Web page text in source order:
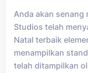
Anda akan senang
Studios telah
Natal terbaik
menampilkan
telah ditampilkan